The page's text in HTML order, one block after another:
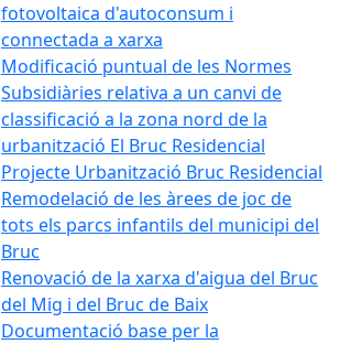
fotovoltaica d'autoconsum i
connectada a xarxa
Modificació puntual de les Normes
Subsidiàries relativa a un canvi de
classificació a la zona nord de la
urbanització El Bruc Residencial
Projecte Urbanització Bruc Residencial
Remodelació de les àrees de joc de
tots els parcs infantils del municipi del
Bruc
Renovació de la xarxa d'aigua del Bruc
del Mig i del Bruc de Baix
Documentació base per la